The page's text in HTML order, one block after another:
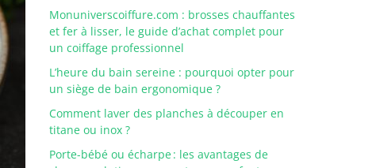
Monuniverscoiffure.com : brosses chauffantes
et fer à lisser, le guide d’achat complet pour
un coiffage professionnel
L’heure du bain sereine : pourquoi opter pour
un siège de bain ergonomique ?
Comment laver des planches à découper en
titane ou inox ?
Porte-bébé ou écharpe : les avantages de